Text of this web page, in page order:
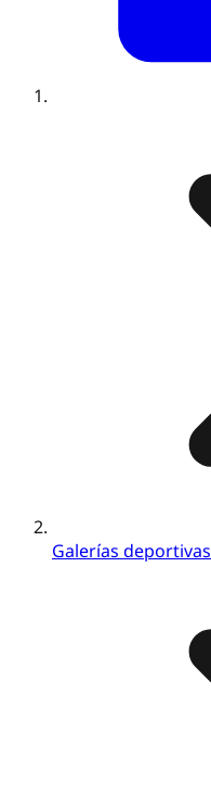
Galerías deportivas